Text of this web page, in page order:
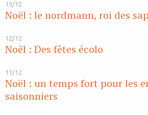
13/12
Noël : le nordmann, roi des
12/12
Noël : Des fêtes écolo
11/12
Noël : un temps fort pour les
saisonniers